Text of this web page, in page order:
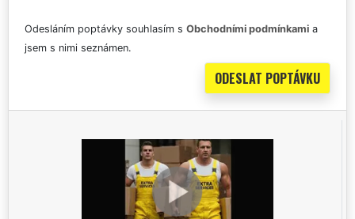
Odesláním poptávky souhlasím s Obchodními podmínkami a
jsem s nimi seznámen.